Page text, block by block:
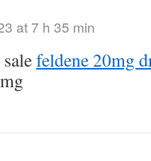
at 7 h 35 min
feldene 20mg